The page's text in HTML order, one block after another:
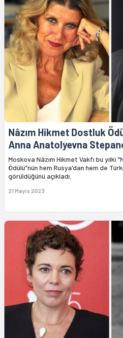
Nâzım Hikmet Dostluk
Anna Anatolyevna
Moskova Nâzım Hikmet Vakfı bu yılki
Ödülü"nün hem Rusya'dan hem de
görüldüğünü açıkladı.
21 Mayıs 2023